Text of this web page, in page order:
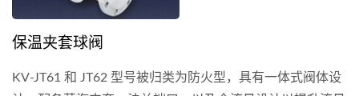
保温夹套球阀
KV-JT61 和 JT62 型号被归类为防火型，具有一体式阀体设